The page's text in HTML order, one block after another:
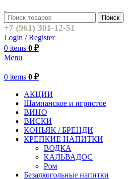
Поиск
+7 (961) 301-12-51
Login / Register
0 items 0 ₽
Menu
0 items 0 ₽
АКЦИИ
Шампанское и игристое
ВИНО
ВИСКИ
КОНЬЯК / БРЕНДИ
КРЕПКИЕ НАПИТКИ
ВОДКА
КАЛЬВАДОС
Ром
Безалкогольные напитки